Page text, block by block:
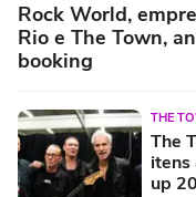
Rock World,
Rio e The Town,
booking
THE
The
up